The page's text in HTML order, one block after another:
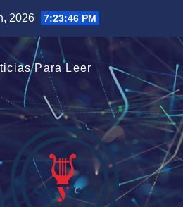
2026 7:23:47 PM
Para Leer